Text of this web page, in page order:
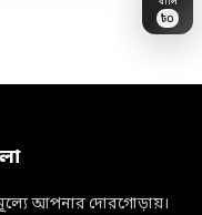
মূল্যে আপনার দোরগোড়ায়।
৳0